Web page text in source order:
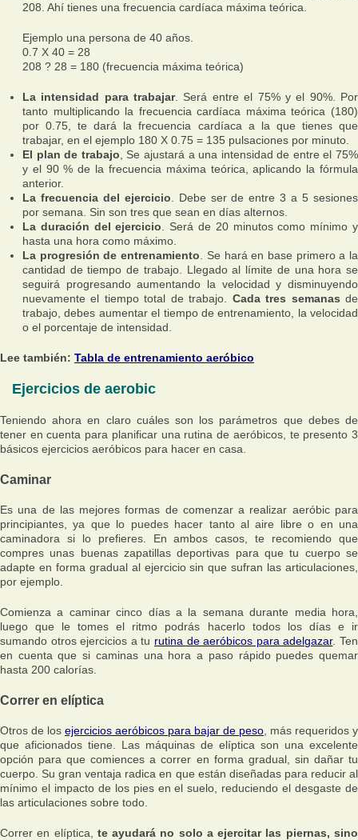
208. Ahí tienes una frecuencia cardíaca máxima teórica.
Ejemplo una persona de 40 años.
0.7 X 40 = 28
208 ? 28 = 180 (frecuencia máxima teórica)
La intensidad para trabajar. Será entre el 75% y el 90%. Por
tanto multiplicando la frecuencia cardíaca máxima teórica (180)
por 0.75, te dará la frecuencia cardíaca a la que tienes que
trabajar, en el ejemplo 180 X 0.75 = 135 pulsaciones por minuto.
El plan de trabajo , Se ajustará a una intensidad de entre el 75%
y el 90 % de la frecuencia máxima teórica, aplicando la fórmula
anterior.
La frecuencia del ejercicio . Debe ser de entre 3 a 5 sesiones
por semana. Sin son tres que sean en días alternos.
La duración del ejercicio . Será de 20 minutos como mínimo y
hasta una hora como máximo.
La progresión de entrenamiento . Se hará en base primero a la
cantidad de tiempo de trabajo. Llegado al límite de una hora se
seguirá progresando aumentando la velocidad y disminuyendo
nuevamente el tiempo total de trabajo. Cada tres semanasde
trabajo, debes aumentar el tiempo de entrenamiento, la velocidad
o el porcentaje de intensidad.
Lee también: Tabla de entrenamiento aeróbico
Ejercicios de aerobic
Teniendo ahora en claro cuáles son los parámetros que debes de
tener en cuenta para planificar una rutina de aeróbicos, te presento 3
básicos ejercicios aeróbicos para hacer en casa.
Caminar
Es una de las mejores formas de comenzar a realizar aeróbic para
principiantes, ya que lo puedes hacer tanto al aire libre o en una
caminadora si lo prefieres. En ambos casos, te recomiendo que
compres unas buenas zapatillas deportivas para que tu cuerpo se
adapte en forma gradual al ejercicio sin que sufran las articulaciones,
por ejemplo.
Comienza a caminar cinco días a la semana durante media hora,
luego que le tomes el ritmo podrás hacerlo todos los días e ir
sumando otros ejercicios a tu rutina de aeróbicos para adelgazar. Ten
en cuenta que si caminas una hora a paso rápido puedes quemar
hasta 200 calorías.
Correr en elíptica
Otros de los ejercicios aeróbicos para bajar de peso , más requeridos y
que aficionados tiene. Las máquinas de elíptica son una excelente
opción para que comiences a correr en forma gradual, sin dañar tu
cuerpo. Su gran ventaja radica en que están diseñadas para reducir al
mínimo el impacto de los pies en el suelo, reduciendo el desgaste de
las articulaciones sobre todo.
Correr en elíptica, te ayudará no solo a ejercitar las piernas, sino